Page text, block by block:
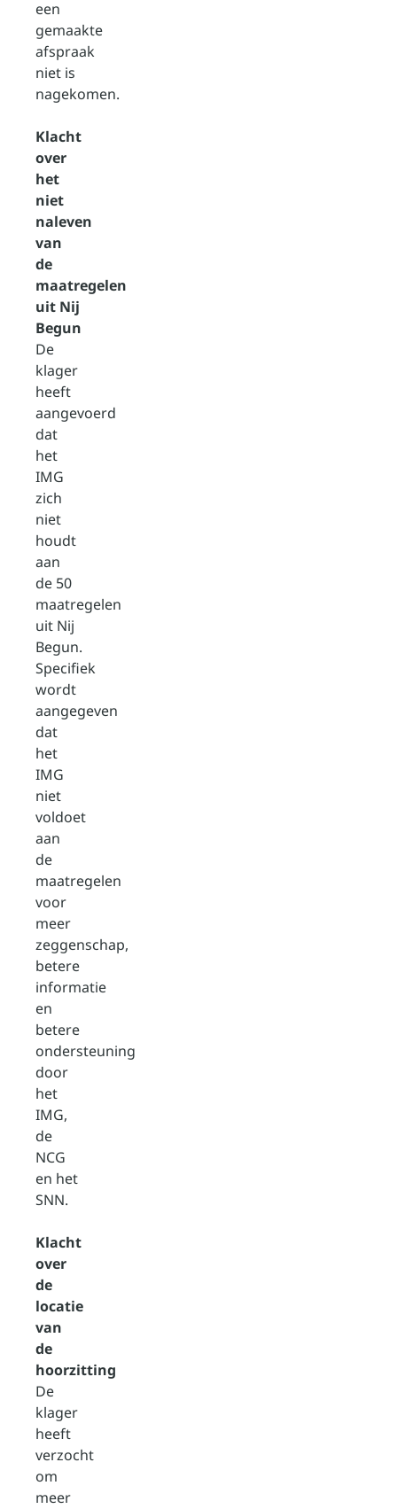
een
gemaakte
afspraak
niet is
nagekomen.
Klacht
over
het
niet
naleven
van
de
maatregelen
uit Nij
Begun
De
klager
heeft
aangevoerd
dat
het
IMG
zich
niet
houdt
aan
de 50
maatregelen
uit Nij
Begun.
Specifiek
wordt
aangegeven
dat
het
IMG
niet
voldoet
aan
de
maatregelen
voor
meer
zeggenschap,
betere
informatie
en
betere
ondersteuning
door
het
IMG,
de
NCG
en het
SNN.
Klacht
over
de
locatie
van
de
hoorzitting
De
klager
heeft
verzocht
om
meer